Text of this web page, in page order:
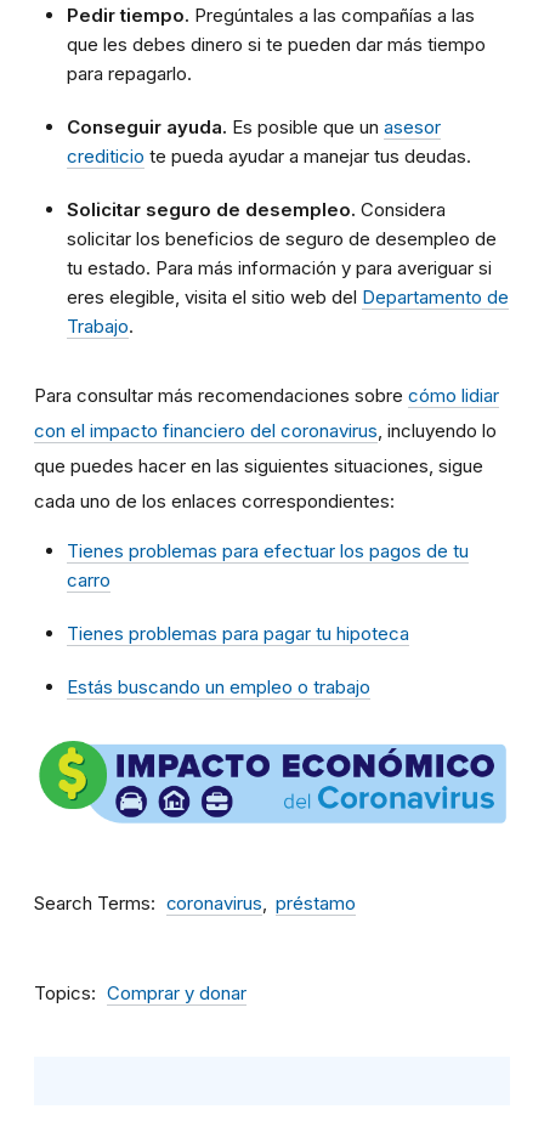
Pedir tiempo. Pregúntales a las compañías a las
que les debes dinero si te pueden dar más tiempo
para repagarlo.
Conseguir ayuda. Es posible que un asesor
crediticio te pueda ayudar a manejar tus deudas.
Solicitar seguro de desempleo. Considera
solicitar los beneficios de seguro de desempleo de
tu estado. Para más información y para averiguar si
eres elegible, visita el sitio web del Departamento de
Trabajo.
Para consultar más recomendaciones sobre cómo lidiar
con el impacto financiero del coronavirus, incluyendo lo
que puedes hacer en las siguientes situaciones, sigue
cada uno de los enlaces correspondientes:
Tienes problemas para efectuar los pagos de tu
carro
Tienes problemas para pagar tu hipoteca
Estás buscando un empleo o trabajo
Search Terms coronavirus préstamo
Topics Comprar y donar